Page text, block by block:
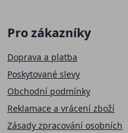
Pro zákazníky
Doprava a platba
Poskytované slevy
Obchodní podmínky
Reklamace a vrácení zboží
Zásady zpracování osobních